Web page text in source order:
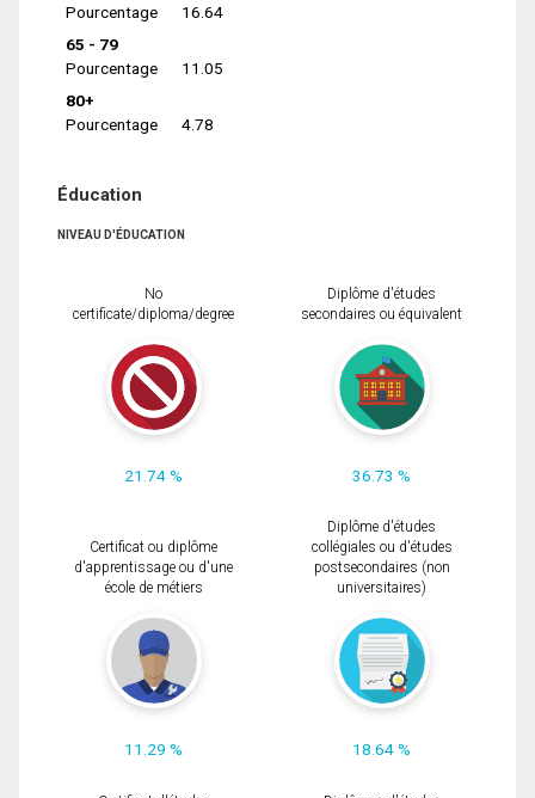
Pourcentage
16.64
65 - 79
Pourcentage
11.05
80+
Pourcentage
4.78
Éducation
NIVEAU D'ÉDUCATION
No
certificate/diploma/degree
21.74 %
Diplôme d'études
secondaires ou équivalent
36.73 %
Certificat ou diplôme
d'apprentissage ou d'une
école de métiers
11.29 %
Diplôme d'études
collégiales ou d'études
postsecondaires (non
universitaires)
18.64 %